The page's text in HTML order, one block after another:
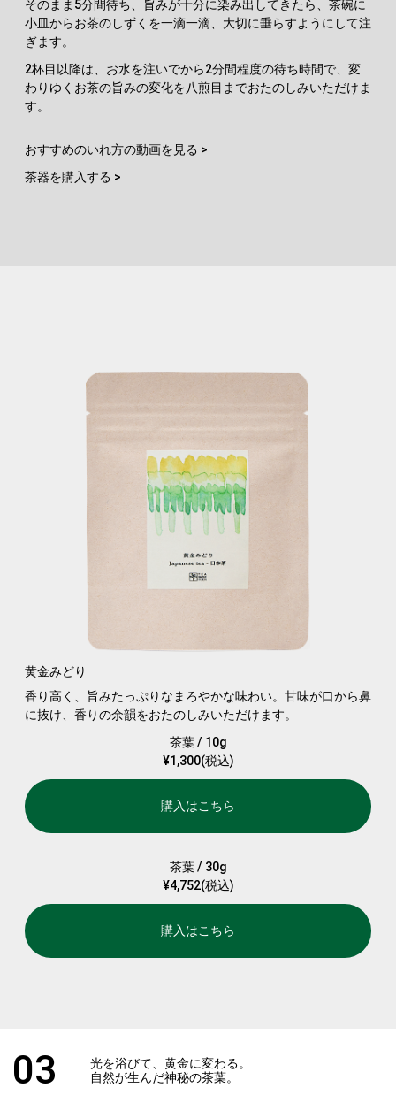
そのまま5分間待ち、旨みが十分に染み出してきたら、茶碗に
小皿からお茶のしずくを一滴一滴、大切に垂らすようにして注
ぎます。
2杯目以降は、お水を注いでから2分間程度の待ち時間で、変
わりゆくお茶の旨みの変化を八煎目までおたのしみいただけま
す。
おすすめのいれ方の動画を見る >
茶器を購入する >
黄金みどり
香り高く、旨みたっぷりなまろやかな味わい。甘味が口から鼻
に抜け、香りの余韻をおたのしみいただけます。
茶葉 / 10g
¥1,300(税込)
購入はこちら
茶葉 / 30g
¥4,752(税込)
購入はこちら
03
光を浴びて、黄金に変わる。
自然が生んだ神秘の茶葉。